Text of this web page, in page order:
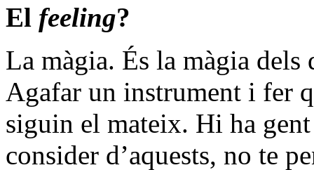
El feeling?
La màgia. És la màgia
Agafar un instrument i fer
siguin el mateix. Hi ha
consider d’aquests, no te